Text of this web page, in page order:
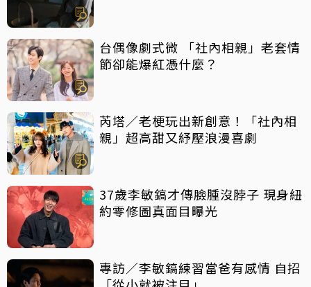
台偶像劇式微 「社內相親」老套情
節卻能爆紅憑什麼？
芮塔／老梗玩出新創意！「社內相
親」超高甜又紓壓浪漫喜劇
37歲李敏鎬才傳臉腫沒脖子 現身紐
約零修圖真面目曝光
專訪／李敏鎬練習當爸有感情 自招